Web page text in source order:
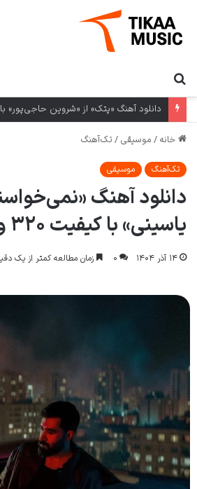
خانه / موسیقی / تک‌آهنگ
تک‌آهنگ موسیقی
دانلود آهنگ
یاسینی» با کیفیت ۳۲۰ و متن ترانه
۱۴ آذر ۱۴۰۴ ۰ زمان مطالعه کمتر از یک